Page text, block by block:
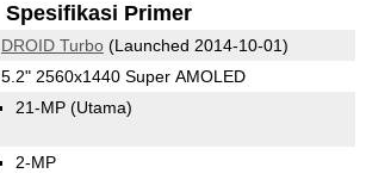
Spesifikasi Primer
DROID Turbo(Launched 2014-10-01)
5.2" 2560x1440 Super AMOLED
21-MP (Utama)
2-MP